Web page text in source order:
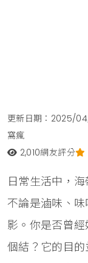
更新日期：2025/
窩瘋
2,010網友評分
日常生活中，
不論是滷味、
影。你是否曾
個結？它的目